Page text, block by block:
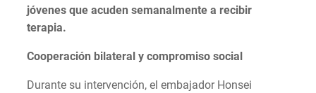
jóvenes que acuden semanalmente a recibir
terapia.
Cooperación bilateral y compromiso social
Durante su intervención, el embajador Honsei